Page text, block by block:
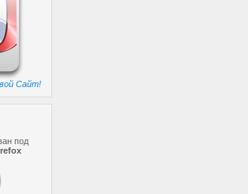
Сайт!
под